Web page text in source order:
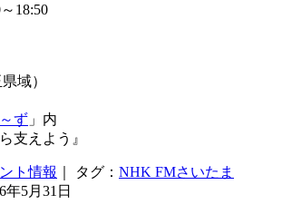
18:50
域）
ず 」内
支えよう』
ト情報 ｜ タグ： NHK FMさいたま
年5月31日